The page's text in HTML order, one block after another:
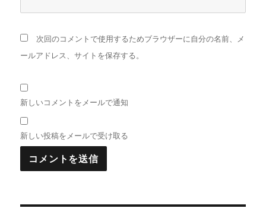
次回のコメントで使用するためブラウザーに自分の名前、メ
ールアドレス、サイトを保存する。
新しいコメントをメールで通知
新しい投稿をメールで受け取る